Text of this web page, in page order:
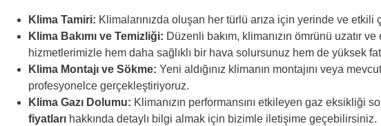
Klima Tamiri: Klimalarınızda oluşan her türlü arıza için yerinde ve etkili
Klima Bakımı ve Temizliği: Düzenli bakım, klimanızın ömrünü uzatır
hizmetlerimizle hem daha sağlıklı bir hava solursunuz hem de yüksek
Klima Montajı ve Sökme: Yeni aldığınız klimanın montajını veya
profesyonelce gerçekleştiriyoruz.
Klima Gazı Dolumu: Klimanızın performansını etkileyen gaz eksikliği
fiyatları hakkında detaylı bilgi almak için bizimle iletişime geçebilirsiniz.